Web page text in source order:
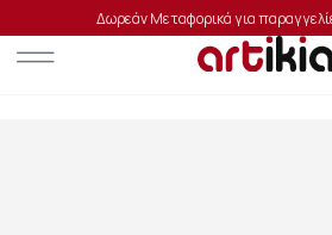
Δωρεάν Μεταφορικά για